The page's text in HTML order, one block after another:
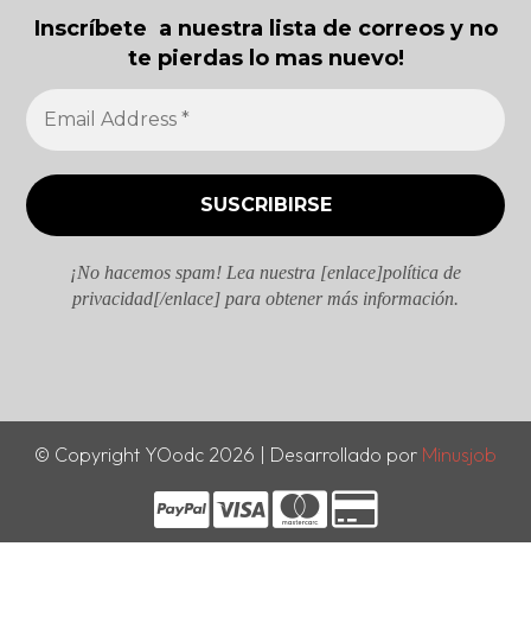
Inscríbete a nuestra lista de correos y no
te pierdas lo mas nuevo!
¡No hacemos spam! Lea nuestra [enlace]política de
privacidad[/enlace] para obtener más información.
© Copyright YOodc 2026 | Desarrollado por Minusjob